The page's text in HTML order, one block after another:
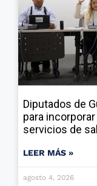
Diputados de
para
servicios de
LEER MÁS »
agosto 4, 2026